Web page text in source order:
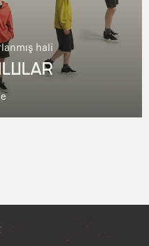
hali